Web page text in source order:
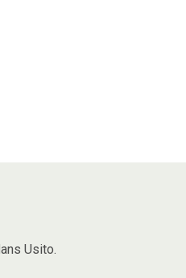
Usito.